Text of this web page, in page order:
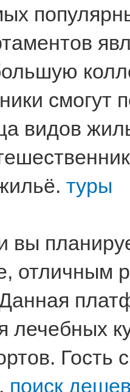
смогут
видов
туры
вы
отличным
лечебных
поиск